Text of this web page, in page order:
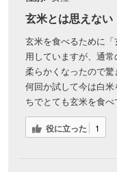
玄米とは思えない
玄米を食べるために
用していますが、通
柔らかくなったので驚
何回か試して今は白
ちでとても玄米を食べ
役に立った 1